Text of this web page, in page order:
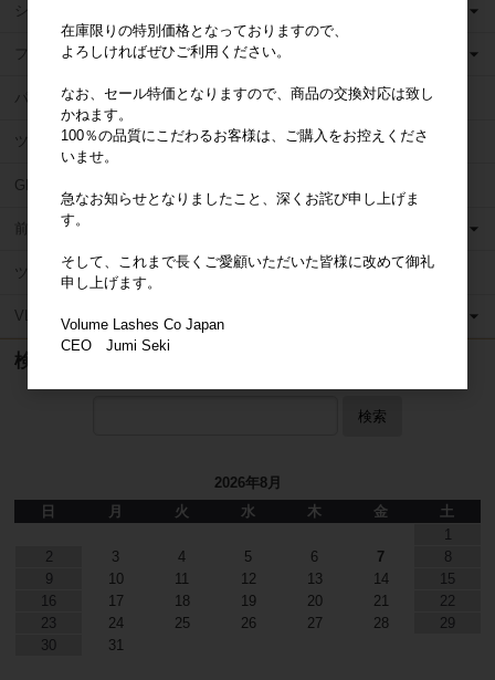
シングルラッシュ
フラットラッシュ
パッケージ商品
ツイザー
Glue
前処理剤・リムーバーその他
ツイザーケース・バッグ
VLC Japan Media
検索
検索
2026年8月
日
月 火 水 木 金
土
1
2
3 4 5 6 7
8
9
10 11 12 13 14
15
16
17 18 19 20 21
22
23
24 25 26 27 28
29
30
31
在庫限りの特別価格となっておりますので、
よろしければぜひご利用ください。
なお、セール特価となりますので、商品の交換対応は致し
かねます。
100％の品質にこだわるお客様は、ご購入をお控えくださ
いませ。
急なお知らせとなりましたこと、深くお詫び申し上げま
す。
そして、これまで長くご愛顧いただいた皆様に改めて御礼
申し上げます。
Volume Lashes Co Japan
CEO Jumi Seki